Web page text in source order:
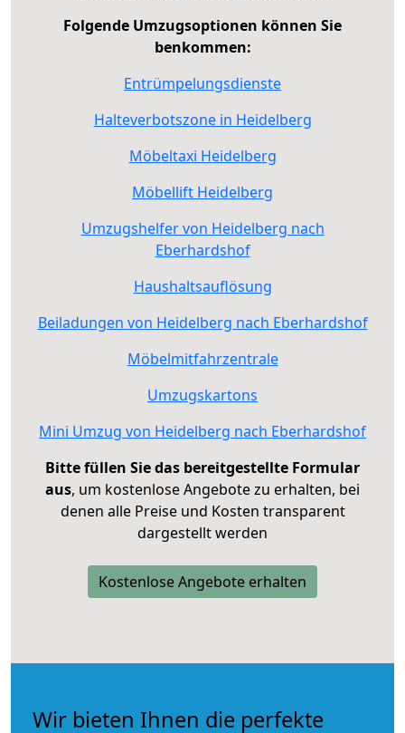
Folgende Umzugsoptionen können Sie
benkommen:
Entrümpelungsdienste
Halteverbotszone in Heidelberg
Möbeltaxi Heidelberg
Möbellift Heidelberg
Umzugshelfer von Heidelberg nach
Eberhardshof
Haushaltsauflösung
Beiladungen von Heidelberg nach Eberhardshof
Möbelmitfahrzentrale
Umzugskartons
Mini Umzug von Heidelberg nach Eberhardshof
Bitte füllen Sie das bereitgestellte Formular
aus, um kostenlose Angebote zu erhalten, bei
denen alle Preise und Kosten transparent
dargestellt werden
Kostenlose Angebote erhalten
Wir bieten Ihnen die perfekte